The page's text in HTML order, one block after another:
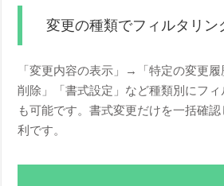
変更の種類でフィルタリン
「変更内容の表示」→「特定の変更
削除」「書式設定」など種類別にフ
も可能です。書式変更だけを一括確
利です。